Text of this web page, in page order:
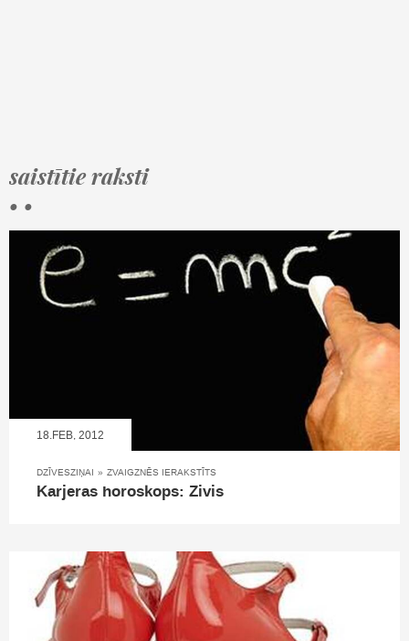
saistītie raksti
• •
18.FEB, 2012
DZĪVESZIŅAI » ZVAIGZNĒS IERAKSTĪTS
Karjeras horoskops: Zivis